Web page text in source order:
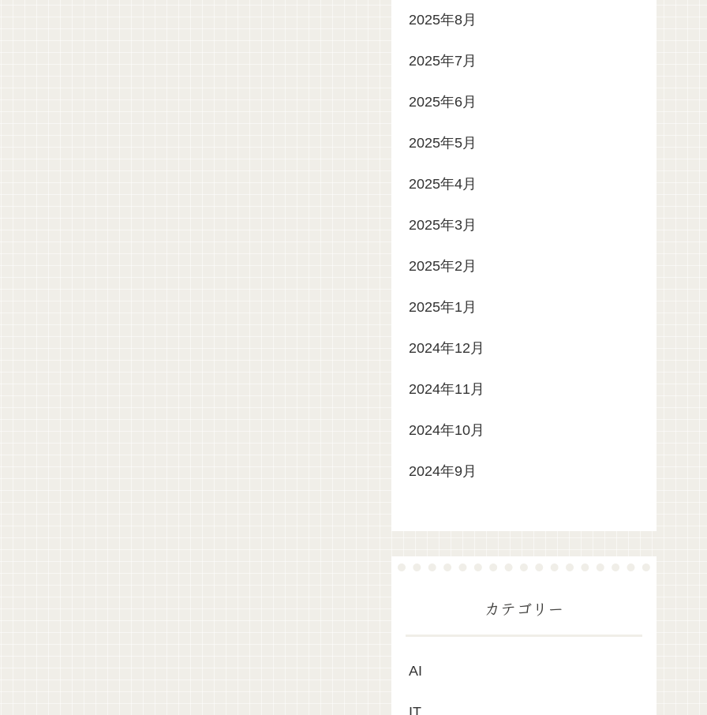
2025年8月
2025年7月
2025年6月
2025年5月
2025年4月
2025年3月
2025年2月
2025年1月
2024年12月
2024年11月
2024年10月
2024年9月
カテゴリー
AI